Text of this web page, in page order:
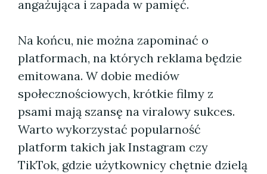
angażująca i zapada w pamięć.
Na końcu, nie można zapominać o
platformach, na których reklama będzie
emitowana. W dobie mediów
społecznościowych, krótkie filmy z
psami mają szansę na viralowy sukces.
Warto wykorzystać popularność
platform takich jak Instagram czy
TikTok, gdzie użytkownicy chętnie dzielą